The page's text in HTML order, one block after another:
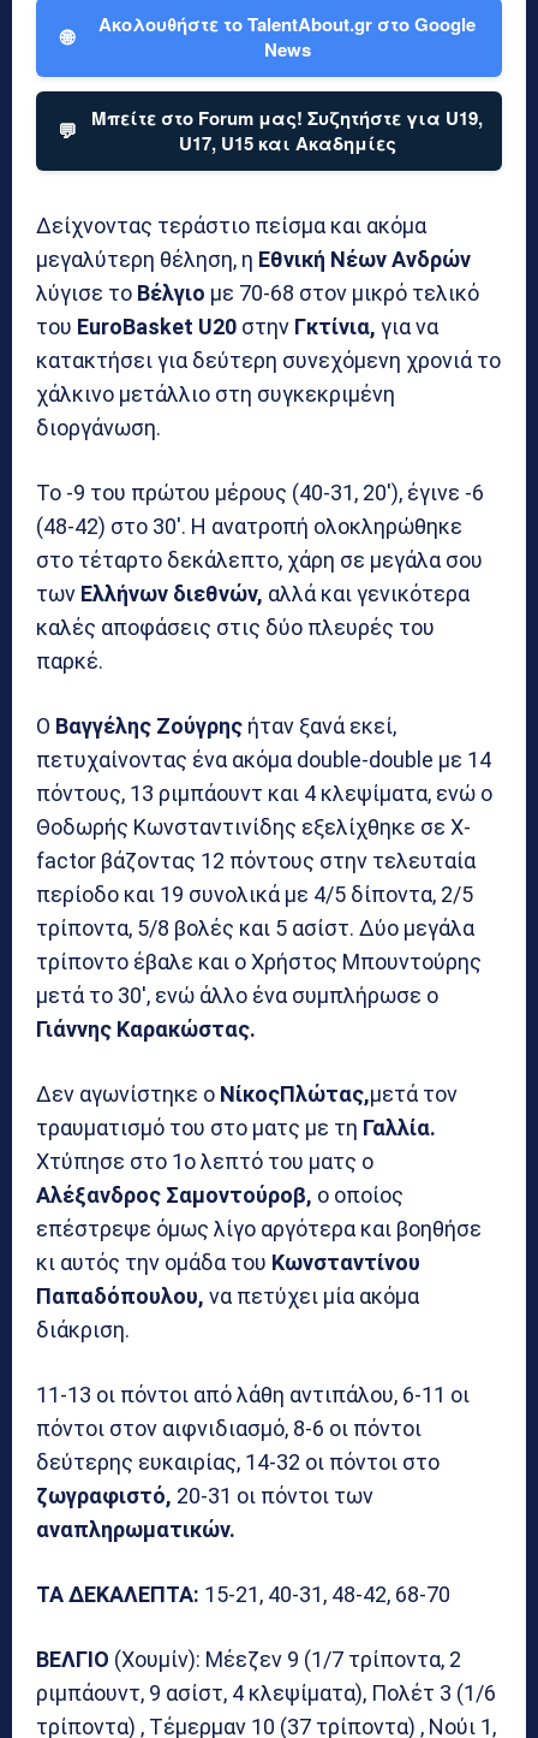
🌐
Ακολουθήστε το TalentAbout.gr στο Google
News
💬
Μπείτε στο Forum μας! Συζητήστε για U19,
U17, U15 και Ακαδημίες
Δείχνοντας τεράστιο πείσμα και ακόμα
μεγαλύτερη θέληση, η Εθνική Νέων Ανδρών
λύγισε το Βέλγιο με 70-68 στον μικρό τελικό
του EuroBasket U20 στην Γκτίνια, για να
κατακτήσει για δεύτερη συνεχόμενη χρονιά το
χάλκινο μετάλλιο στη συγκεκριμένη
διοργάνωση.
Το -9 του πρώτου μέρους (40-31, 20′), έγινε -6
(48-42) στο 30′. Η ανατροπή ολοκληρώθηκε
στο τέταρτο δεκάλεπτο, χάρη σε μεγάλα σου
των Ελλήνων διεθνών, αλλά και γενικότερα
καλές αποφάσεις στις δύο πλευρές του
παρκέ.
Ο Βαγγέλης Ζούγρης ήταν ξανά εκεί,
πετυχαίνοντας ένα ακόμα double-double με 14
πόντους, 13 ριμπάουντ και 4 κλεψίματα, ενώ ο
Θοδωρής Κωνσταντινίδης εξελίχθηκε σε X-
factor βάζοντας 12 πόντους στην τελευταία
περίοδο και 19 συνολικά με 4/5 δίποντα, 2/5
τρίποντα, 5/8 βολές και 5 ασίστ. Δύο μεγάλα
τρίποντο έβαλε και ο Χρήστος Μπουντούρης
μετά το 30′, ενώ άλλο ένα συμπλήρωσε ο
Γιάννης Καρακώστας.
Δεν αγωνίστηκε ο ΝίκοςΠλώτας,μετά τον
τραυματισμό του στο ματς με τη Γαλλία.
Χτύπησε στο 1ο λεπτό του ματς ο
Αλέξανδρος Σαμοντούροβ, ο οποίος
επέστρεψε όμως λίγο αργότερα και βοηθήσε
κι αυτός την ομάδα του Κωνσταντίνου
Παπαδόπουλου, να πετύχει μία ακόμα
διάκριση.
11-13 οι πόντοι από λάθη αντιπάλου, 6-11 οι
πόντοι στον αιφνιδιασμό, 8-6 οι πόντοι
δεύτερης ευκαιρίας, 14-32 οι πόντοι στο
ζωγραφιστό, 20-31 οι πόντοι των
αναπληρωματικών.
ΤΑ ΔΕΚΑΛΕΠΤΑ: 15-21, 40-31, 48-42, 68-70
ΒΕΛΓΙΟ (Χουμίν): Μέεζεν 9 (1/7 τρίποντα, 2
ριμπάουντ, 9 ασίστ, 4 κλεψίματα), Πολέτ 3 (1/6
τρίποντα) , Τέμερμαν 10 (37 τρίποντα) , Νούι 1,